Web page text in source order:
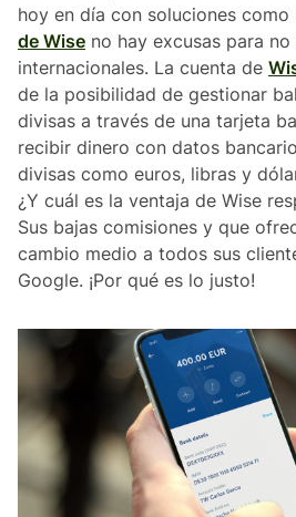
hoy en día con soluciones como
de Wise no hay excusas para
internacionales. La cuenta de
de la posibilidad de gestionar
divisas a través de una tarjeta
recibir dinero con datos
divisas como euros, libras y
¿Y cuál es la ventaja de Wise
Sus bajas comisiones y que
cambio medio a todos sus
Google. ¡Por qué es lo justo!